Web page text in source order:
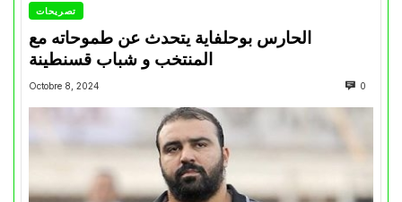
تصريحات
الحارس بوحلفاية يتحدث عن طموحاته مع
المنتخب و شباب قسنطينة
Octobre 8, 2024 0